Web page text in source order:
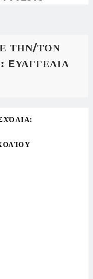
ΤΗΝ/ΤΟΝ
EΥΑΓΓΕΛΙΑ